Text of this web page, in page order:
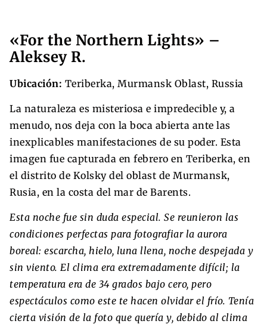
«For the Northern Lights» –
Aleksey R.
Ubicación: Teriberka, Murmansk Oblast, Russia
La naturaleza es misteriosa e impredecible y, a
menudo, nos deja con la boca abierta ante las
inexplicables manifestaciones de su poder. Esta
imagen fue capturada en febrero en Teriberka, en
el distrito de Kolsky del oblast de Murmansk,
Rusia, en la costa del mar de Barents.
Esta noche fue sin duda especial. Se reunieron las
condiciones perfectas para fotografiar la aurora
boreal: escarcha, hielo, luna llena, noche despejada y
sin viento. El clima era extremadamente difícil; la
temperatura era de 34 grados bajo cero, pero
espectáculos como este te hacen olvidar el frío. Tenía
cierta visión de la foto que quería y, debido al clima